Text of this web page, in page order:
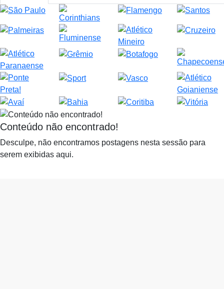
Conteúdo não encontrado!
Desculpe, não encontramos postagens nesta sessão para
serem exibidas aqui.